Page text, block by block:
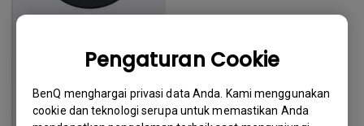
Pengaturan Cookie
BenQ menghargai privasi data Anda. Kami menggunakan
cookie dan teknologi serupa untuk memastikan Anda